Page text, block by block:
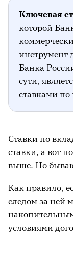
Ключевая
которой
инструмент
Банка
сути,
ставками
Ставки по
ставки, а вот
выше. Но
Как правило,
следом за ней
накопительным
условиями